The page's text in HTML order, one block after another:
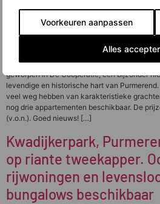
Voorkeuren aanpassen
Alles
Eigentijds wooncomfort op een fantastische
geworpen in De Coöperatie, een bijzonder
levendige en historische hart van
veel weg hebben van karakteristieke
nog drie appartementen beschikbaar. De
(v.o.n.). Goed nieuws! […]
Kwadijkerpark,
op riante tweekapper.
rijwoningen en
bungalows beschikbaar